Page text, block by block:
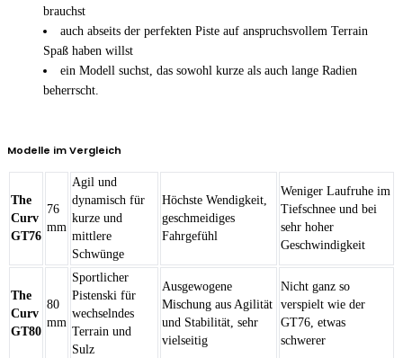
brauchst
auch abseits der perfekten Piste auf anspruchsvollem Terrain
Spaß haben willst
ein Modell suchst, das sowohl kurze als auch lange Radien
beherrscht.
Modelle im Vergleich
The
Curv
GT76
76
mm
Agil und
dynamisch für
kurze und
mittlere
Schwünge
Höchste Wendigkeit,
geschmeidiges
Fahrgefühl
Weniger Laufruhe im
Tiefschnee und bei
sehr hoher
Geschwindigkeit
The
Curv
GT80
80
mm
Sportlicher
Pistenski für
wechselndes
Terrain und
Sulz
Ausgewogene
Mischung aus Agilität
und Stabilität, sehr
vielseitig
Nicht ganz so
verspielt wie der
GT76, etwas
schwerer